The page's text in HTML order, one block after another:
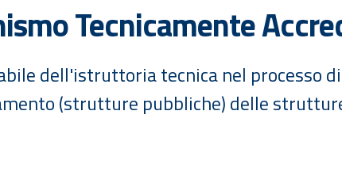
Tecnicamente
dell'istruttoria tecnica nel processo
(strutture pubbliche) delle